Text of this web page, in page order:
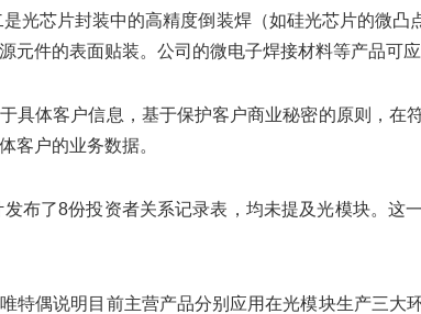
光芯片封装中的高精度倒装焊（如硅光芯片的微凸
元件的表面贴装。公司的微电子焊接材料等产品可应
具体客户信息，基于保护客户商业秘密的原则，在
客户的业务数据。
布了8份投资者关系记录表，均未提及光模块。这
特偶说明目前主营产品分别应用在光模块生产三大